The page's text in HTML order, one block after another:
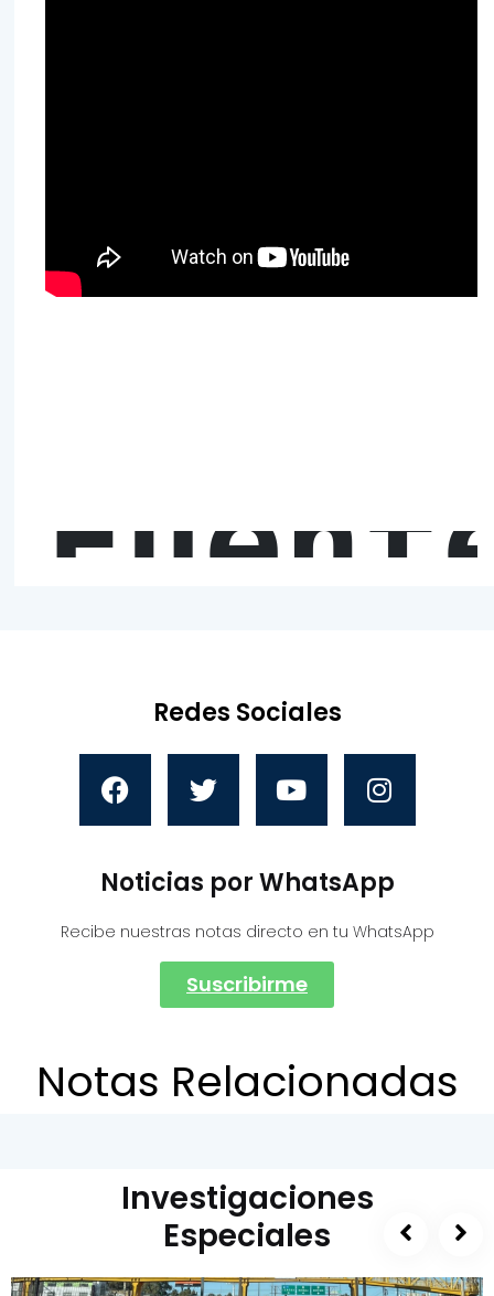
Redes Sociales
Noticias por WhatsApp
Recibe nuestras notas directo en tu WhatsApp
Suscribirme
Notas Relacionadas
Investigaciones
Especiales